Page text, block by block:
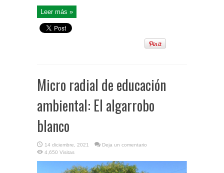
Leer más »
Micro radial de educación
ambiental: El algarrobo
blanco
14 diciembre, 2021
Deja un comentario
4,650 Visitas